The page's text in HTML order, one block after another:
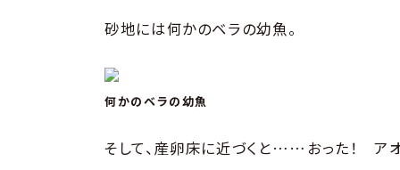
砂地には何かのベラの幼魚。
何かのベラの幼魚
そして、産卵床に近づくと……おった！ アオ